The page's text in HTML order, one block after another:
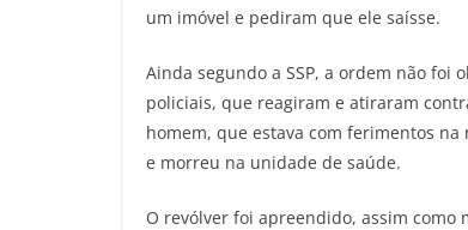
um imóvel e pediram que ele saísse.
Ainda segundo a SSP, a ordem não foi
policiais, que reagiram e atiraram
homem, que estava com ferimentos
e morreu na unidade de saúde.
O revólver foi apreendido, assim como